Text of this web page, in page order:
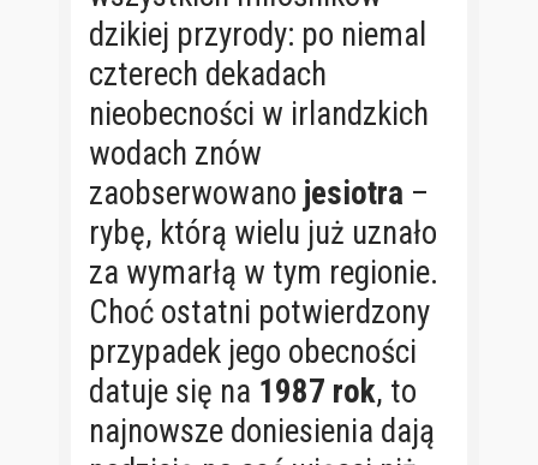
dzikiej przyrody: po niemal
czterech dekadach
nieobecności w irlandzkich
wodach znów
zaobserwowano jesiotra –
rybę, którą wielu już uznało
za wymarłą w tym regionie.
Choć ostatni potwierdzony
przypadek jego obecności
datuje się na 1987 rok, to
najnowsze doniesienia dają